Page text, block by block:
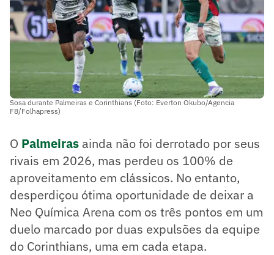
Sosa durante Palmeiras e Corinthians (Foto: Everton Okubo/Agencia
F8/Folhapress)
O Palmeiras ainda não foi derrotado por seus
rivais em 2026, mas perdeu os 100% de
aproveitamento em clássicos. No entanto,
desperdiçou ótima oportunidade de deixar a
Neo Química Arena com os três pontos em um
duelo marcado por duas expulsões da equipe
do Corinthians, uma em cada etapa.